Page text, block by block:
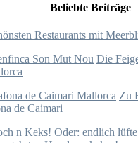
Beliebte Beiträge
Restaurants mit
Die
Zu
de Caimari
n Keks! Oder: endlich